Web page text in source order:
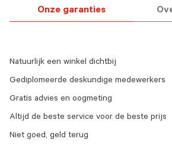
Onze garanties
Natuurlijk een winkel dichtbij
Gediplomeerde deskundige medewerkers
Gratis advies en oogmeting
Altijd de beste service voor de beste prijs
Niet goed, geld terug